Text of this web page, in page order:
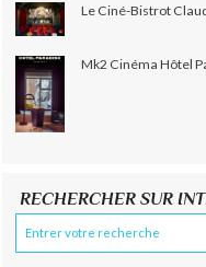
Le Ciné-Bistrot
Mk2 Cinéma Hôtel
RECHERCHER SUR